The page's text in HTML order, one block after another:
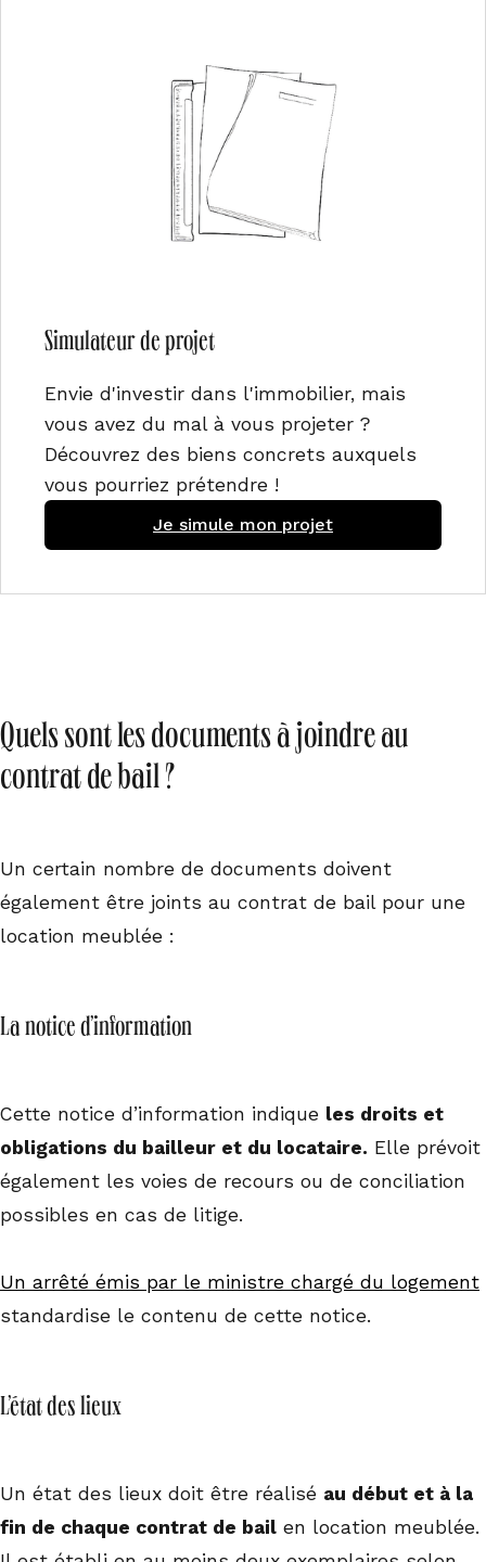
Simulateur de projet
Envie d'investir dans l'immobilier, mais
vous avez du mal à vous projeter ?
Découvrez des biens concrets auxquels
vous pourriez prétendre !
Je simule mon projet
Quels sont les documents à joindre au
contrat de bail ?
Un certain nombre de documents doivent
également être joints au contrat de bail pour une
location meublée :
La notice d’information
Cette notice d’information indique les droits et
obligations du bailleur et du locataire. Elle prévoit
également les voies de recours ou de conciliation
possibles en cas de litige.
Un arrêté émis par le ministre chargé du logement
standardise le contenu de cette notice.
L’état des lieux
Un état des lieux doit être réalisé au début et à la
fin de chaque contrat de bail en location meublée.